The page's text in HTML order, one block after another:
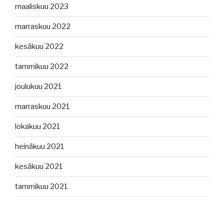
maaliskuu 2023
marraskuu 2022
kesäkuu 2022
tammikuu 2022
joulukuu 2021
marraskuu 2021
lokakuu 2021
heinäkuu 2021
kesäkuu 2021
tammikuu 2021